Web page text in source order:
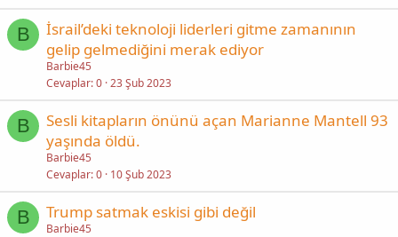
B
İsrail’deki teknoloji liderleri gitme zamanının
gelip gelmediğini merak ediyor
Barbie45
Cevaplar 0 23 Şub 2023
B
Sesli kitapların önünü açan Marianne Mantell 93
yaşında öldü.
Barbie45
Cevaplar 0 10 Şub 2023
B Trump satmak eskisi gibi değil
Barbie45